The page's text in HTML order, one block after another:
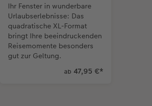
Ihr Fenster in wunderbare
Urlaubserlebnisse: Das
quadratische XL-Format
bringt Ihre beeindruckenden
Reisemomente besonders
gut zur Geltung.
ab 47,95 €*